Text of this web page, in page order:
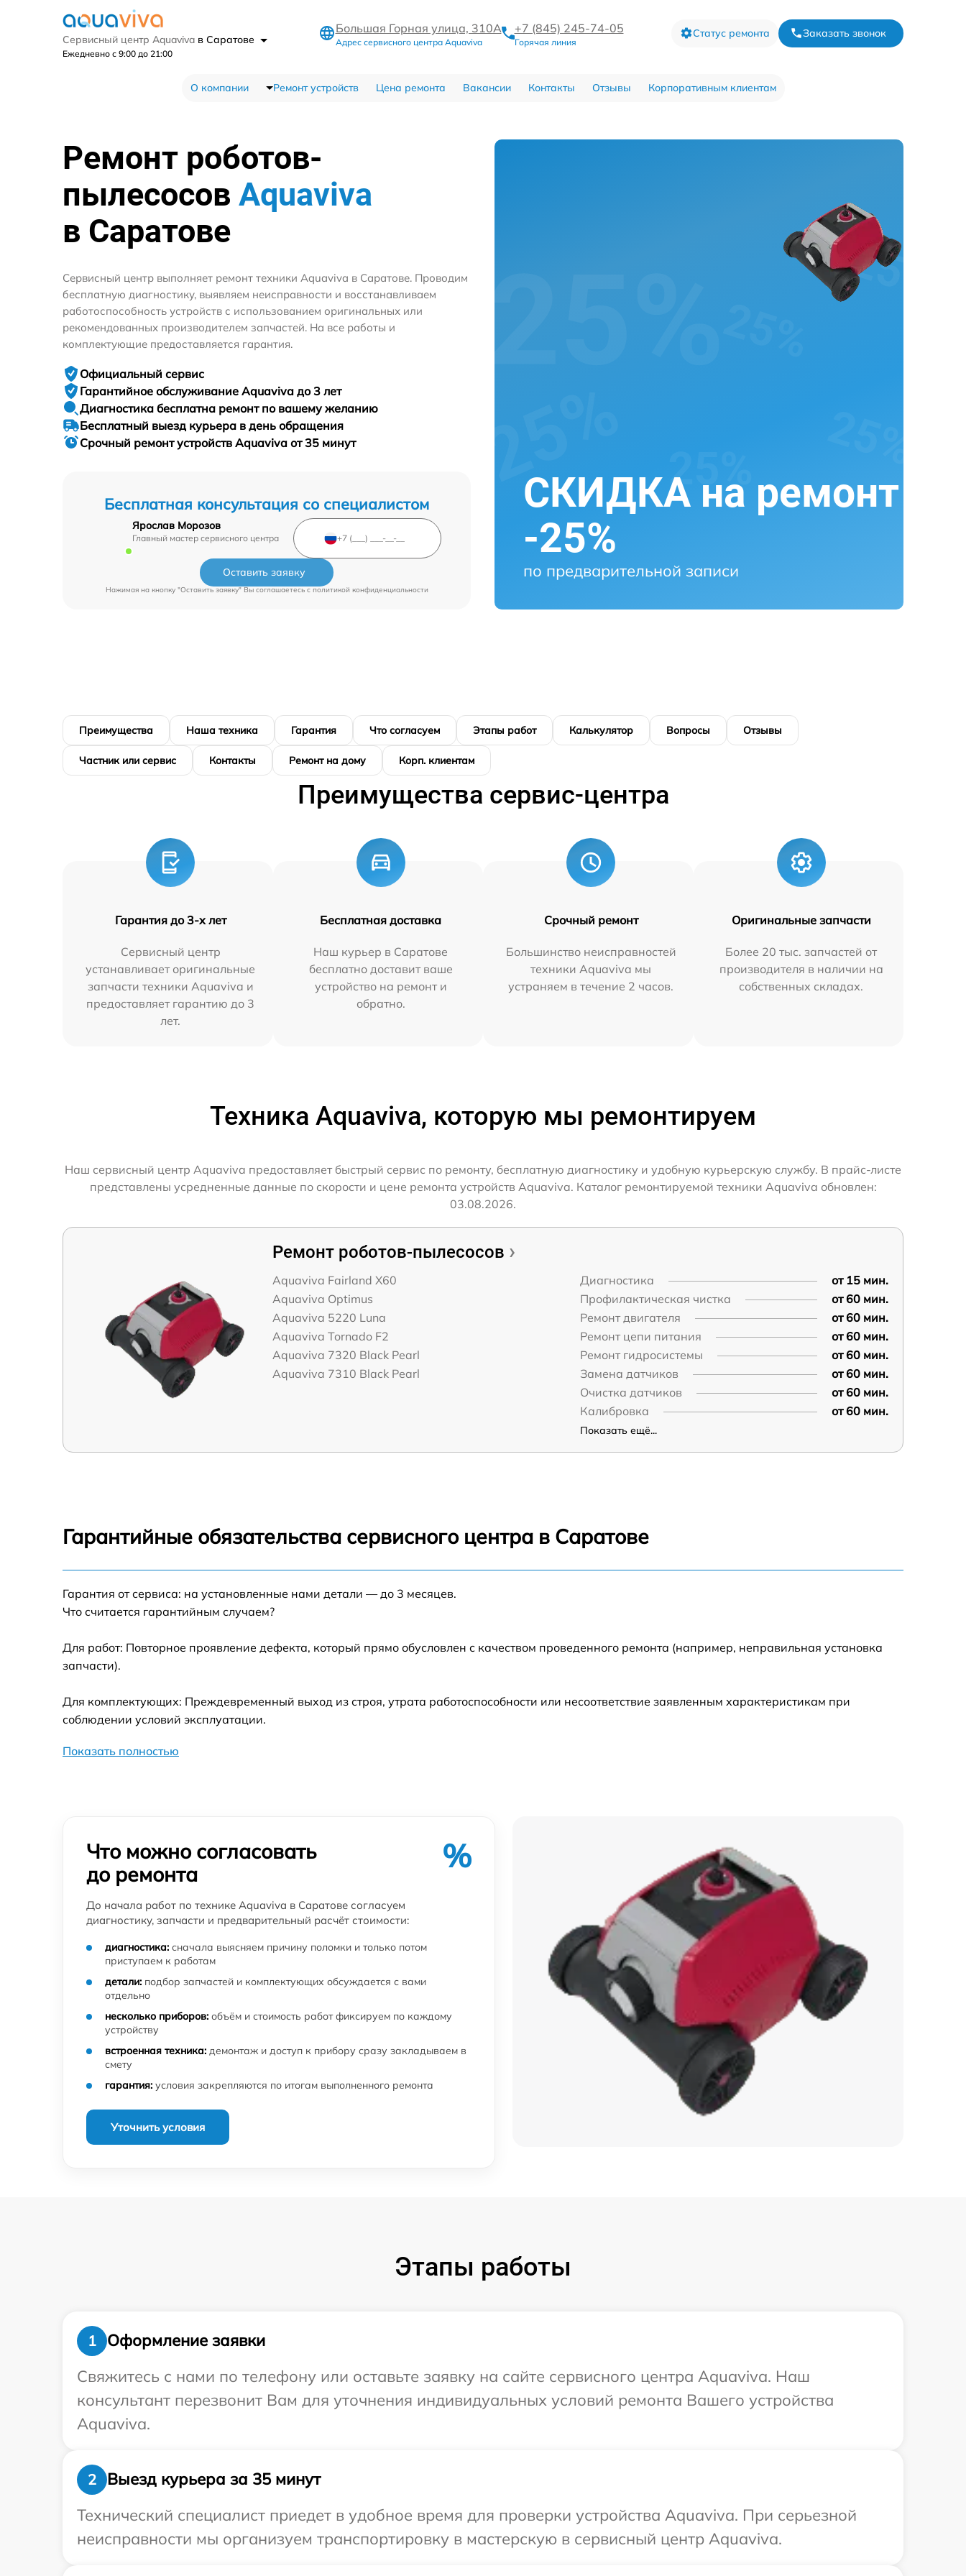
Сервисный центр Aquaviva в Саратове
Ежедневно с 9:00 до 21:00
Большая Горная улица, 310А
Адрес сервисного центра Aquaviva
+7 (845) 245-74-05
Горячая линия
Статус ремонта Заказать звонок
О компании Ремонт устройств Цена ремонта Вакансии Контакты Отзывы Корпоративным клиентам
Ремонт роботов-
пылесосов Aquaviva
в Саратове
Бесплатная консультация со специалистом
Ярослав Морозов
Главный мастер сервисного центра
Оставить заявку
Нажимая на кнопку "Оставить заявку" Вы соглашаетесь cполитикой конфиденциальности
Сервисный центр выполняет ремонт техники Aquaviva в Саратове. Проводим
бесплатную диагностику, выявляем неисправности и восстанавливаем
работоспособность устройств с использованием оригинальных или
рекомендованных производителем запчастей. На все работы и
комплектующие предоставляется гарантия.
Официальный сервис
Гарантийное обслуживание Aquaviva до 3 лет
Диагностика бесплатна ремонт по вашему желанию
Бесплатный выезд курьера в день обращения
Срочный ремонтустройств Aquaviva от 35 минут
СКИДКА на ремонт
-25%
по предварительной записи
Преимущества Наша техника Гарантия Что согласуем Этапы работ Калькулятор Вопросы Отзывы
Частник или сервис Контакты Ремонт на дому Корп. клиентам
Преимущества сервис-центра
Гарантия до 3-х лет
Сервисный центр
устанавливает оригинальные
запчасти техники Aquaviva и
предоставляет гарантию до 3
лет.
Бесплатная доставка
Наш курьер в Саратове
бесплатно доставит ваше
устройство на ремонт и
обратно.
Срочный ремонт
Большинство неисправностей
техники Aquaviva мы
устраняем в течение 2 часов.
Оригинальные запчасти
Более 20 тыс. запчастей от
производителя в наличии на
собственных складах.
Техника Aquaviva, которую мы ремонтируем
Наш сервисный центр Aquaviva предоставляет быстрый сервис по ремонту, бесплатную диагностику и удобную курьерскую службу. В прайс-листе
представлены усредненные данные по скорости и цене ремонта устройств Aquaviva. Каталог ремонтируемой техники Aquaviva обновлен:
03.08.2026.
Ремонт роботов-пылесосов
Aquaviva Fairland X60
Aquaviva Optimus
Aquaviva 5220 Luna
Aquaviva Tornado F2
Aquaviva 7320 Black Pearl
Aquaviva 7310 Black Pearl
Диагностика
от 15 мин.
Профилактическая чистка
от 60 мин.
Ремонт двигателя
от 60 мин.
Ремонт цепи питания
от 60 мин.
Ремонт гидросистемы
от 60 мин.
Замена датчиков
от 60 мин.
Очистка датчиков
от 60 мин.
Калибровка
от 60 мин.
Показать ещё...
Гарантийные обязательства сервисного центра в Саратове
Гарантия от сервиса: на установленные нами детали — до 3 месяцев.
Что считается гарантийным случаем?
Для работ: Повторное проявление дефекта, который прямо обусловлен с качеством проведенного ремонта (например, неправильная установка
запчасти).
Для комплектующих: Преждевременный выход из строя, утрата работоспособности или несоответствие заявленным характеристикам при
соблюдении условий эксплуатации.
Показать полностью
Что можно согласовать
до ремонта
%
До начала работ по технике Aquaviva в Саратове согласуем
диагностику, запчасти и предварительный расчёт стоимости:
диагностика: сначала выясняем причину поломки и только потом
приступаем к работам
детали: подбор запчастей и комплектующих обсуждается с вами
отдельно
несколько приборов: объём и стоимость работ фиксируем по каждому
устройству
встроенная техника: демонтаж и доступ к прибору сразу закладываем в
смету
гарантия: условия закрепляются по итогам выполненного ремонта
Уточнить условия
Этапы работы
1
Оформление заявки
Свяжитесь с нами по телефону или оставьте заявку на сайте сервисного центра Aquaviva. Наш
консультант перезвонит Вам для уточнения индивидуальных условий ремонта Вашего устройства
Aquaviva.
2
Выезд курьера за 35 минут
Технический специалист приедет в удобное время для проверки устройства Aquaviva. При серьезной
неисправности мы организуем транспортировку в мастерскую в сервисный центр Aquaviva.